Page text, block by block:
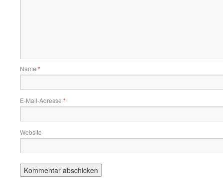
Name *
E-Mail-Adresse *
Website